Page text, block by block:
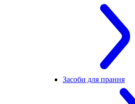
Засоби для прання